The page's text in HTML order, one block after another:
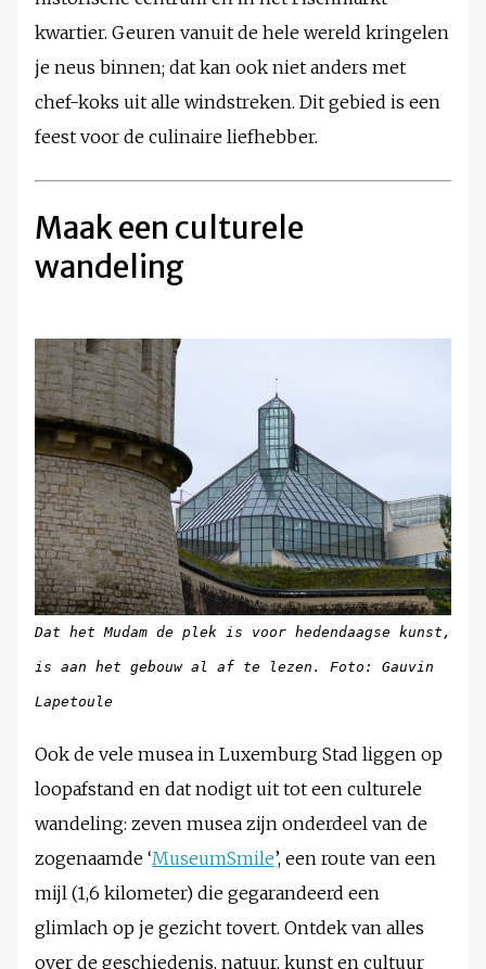
kwartier. Geuren vanuit de hele wereld kringelen
je neus binnen; dat kan ook niet anders met
chef-koks uit alle windstreken. Dit gebied is een
feest voor de culinaire liefhebber.
Maak een culturele
wandeling
Dat het Mudam de plek is voor hedendaagse kunst,
is aan het gebouw al af te lezen. Foto: Gauvin
Lapetoule
Ook de vele musea in Luxemburg Stad liggen op
loopafstand en dat nodigt uit tot een culturele
wandeling: zeven musea zijn onderdeel van de
zogenaamde ‘MuseumSmile’, een route van een
mijl (1,6 kilometer) die gegarandeerd een
glimlach op je gezicht tovert. Ontdek van alles
over de geschiedenis, natuur, kunst en cultuur